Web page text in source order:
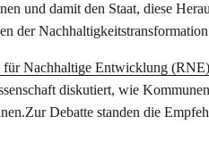
und damit den Staat, diese
der
für Nachhaltige Entwicklung (RNE)
diskutiert, wie
Debatte standen die